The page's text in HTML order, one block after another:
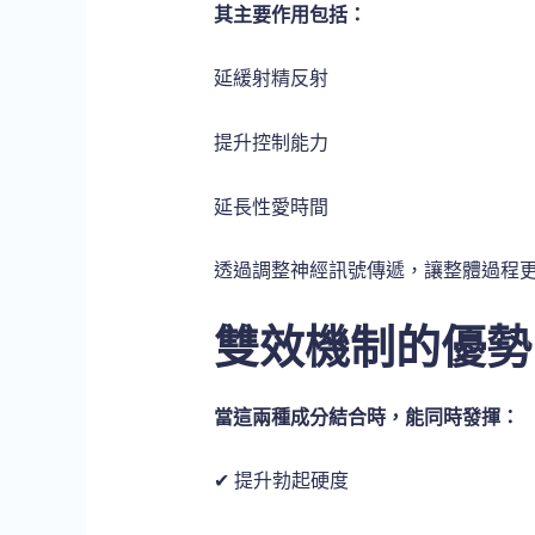
其主要作用包括：
延緩射精反射
提升控制能力
延長性愛時間
透過調整神經訊號傳遞，讓整體過程
雙效機制的優勢
當這兩種成分結合時，能同時發揮：
✔ 提升勃起硬度